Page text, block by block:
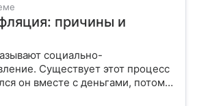
причины и
социально-
Существует этот процесс
он вместе с деньгами, потому
неразрывно связаны друг с